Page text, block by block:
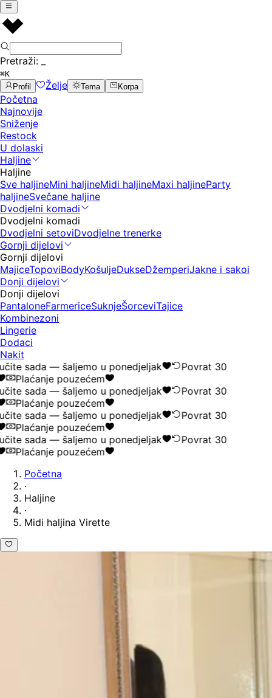
Pretraži:
⌘K
Profil
Želje Tema Korpa
Početna
Najnovije
Sniženje
Restock
U dolaski
Haljine
Haljine
Sve haljineMini haljineMidi haljineMaxi haljineParty
haljineSvečane haljine
Dvodjelni komadi
Dvodjelni komadi
Dvodjelni setoviDvodjelne trenerke
Gornji dijelovi
Gornji dijelovi
MajiceTopoviBodyKošuljeDukseDžemperiJakne i sakoi
Donji dijelovi
Donji dijelovi
PantaloneFarmericeSuknjeŠorceviTajice
Kombinezoni
Lingerie
Dodaci
Nakit
sada — šaljemo u ponedjeljak
Povrat 30
Plaćanje pouzećem
sada — šaljemo u ponedjeljak
Povrat 30
Plaćanje pouzećem
sada — šaljemo u ponedjeljak
Povrat 30
Plaćanje pouzećem
sada — šaljemo u ponedjeljak
Povrat 30
Plaćanje pouzećem
Početna
·
Haljine
·
Midi haljina Virette